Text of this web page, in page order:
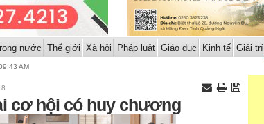
nước Thế giới Xã hội Pháp luật Giáo dục Kinh tế Giải trí
AM
cơ hội có huy chương